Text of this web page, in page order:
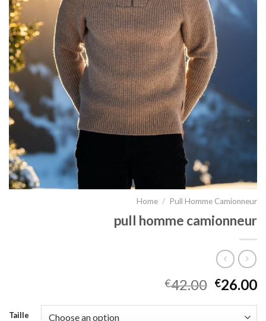
Home / Pull Homme Camionneur
pull homme camionneur
€42.00 €26.00
Taille